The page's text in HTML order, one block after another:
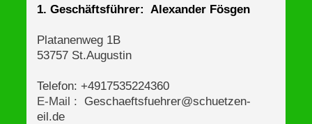
1. Geschäftsführer: Alexander Fösgen
Platanenweg 1B
53757 St.Augustin
Telefon: +4917535224360
E-Mail :
Geschaeftsfuehrer@schuetzen-
eil.de